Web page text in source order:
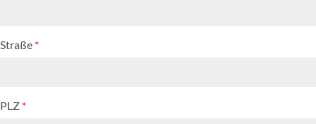
Straße *
PLZ *